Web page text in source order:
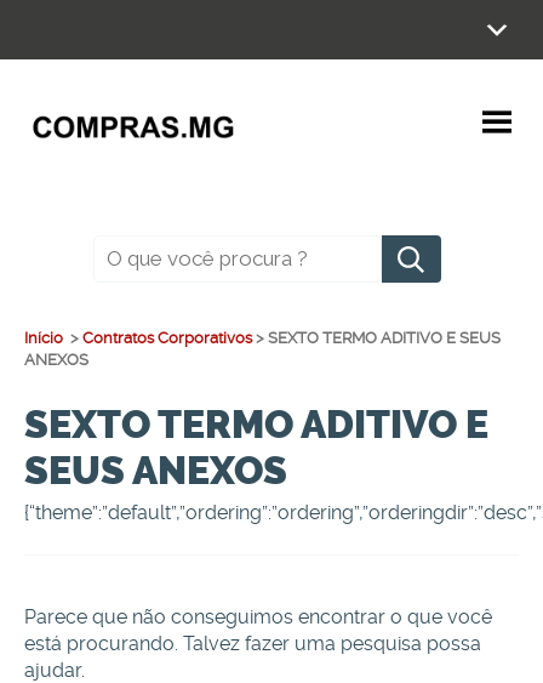
Pesquisar
Início > Contratos Corporativos> SEXTO TERMO ADITIVO E SEUS
ANEXOS
SEXTO TERMO ADITIVO E
SEUS ANEXOS
Parece que não conseguimos encontrar o que você
está procurando. Talvez fazer uma pesquisa possa
ajudar.